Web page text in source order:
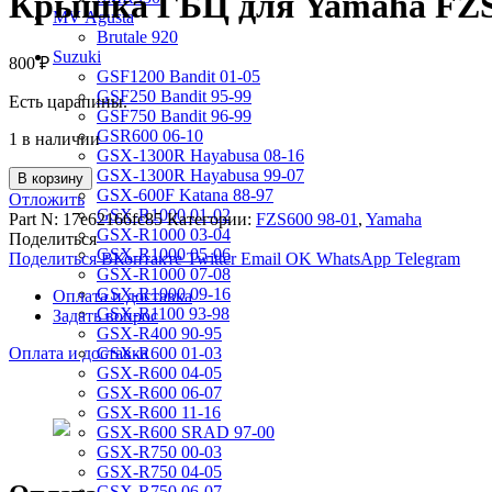
MV Agusta
Brutale 920
Suzuki
GSF1200 Bandit 01-05
GSF250 Bandit 95-99
GSF750 Bandit 96-99
GSR600 06-10
GSX-1300R Hayabusa 08-16
GSX-1300R Hayabusa 99-07
GSX-600F Katana 88-97
GSX-R1000 01-02
GSX-R1000 03-04
GSX-R1000 05-06
GSX-R1000 07-08
GSX-R1000 09-16
GSX-R1100 93-98
GSX-R400 90-95
GSX-R600 01-03
GSX-R600 04-05
GSX-R600 06-07
GSX-R600 11-16
GSX-R600 SRAD 97-00
GSX-R750 00-03
GSX-R750 04-05
800₽
Есть царапины.
1 в наличии
В корзину
Отложить
Part N: 17e62166fc85 Категории: FZS600 98-01 , Yamaha
Поделиться
Поделиться ВКонтакте Twitter Email OK WhatsApp Telegram
Оплата и доставка
Задать вопрос
Оплата и доставка